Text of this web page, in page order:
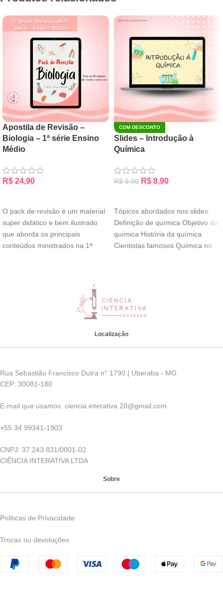
Apostila de Revisão –
Biologia – 1ª série Ensino
Médio
R$ 24,90
O pack de revisão é um material
super didático e bem ilustrado
que aborda os principais
conteúdos ministrados na 1ª
COM DESCONTO
Slides – Introdução à
Química
R$9,90 R$ 8,90
Tópicos abordados nos slides:
Definição de química Objetivo da
química História da química
Cientistas famosos Química no
Localização
Rua Sebastião Francisco Dutra n° 1790 | Uberaba - MG
CEP: 30081-180
E-mail que usamos: ciencia.interativa.20@gmail.com
+55 34 99341-1903
CNPJ: 37.243.831/0001-02
CIÊNCIA INTERATIVA LTDA
Sobre
Politicas de Privacidade
Trocas ou devoluções